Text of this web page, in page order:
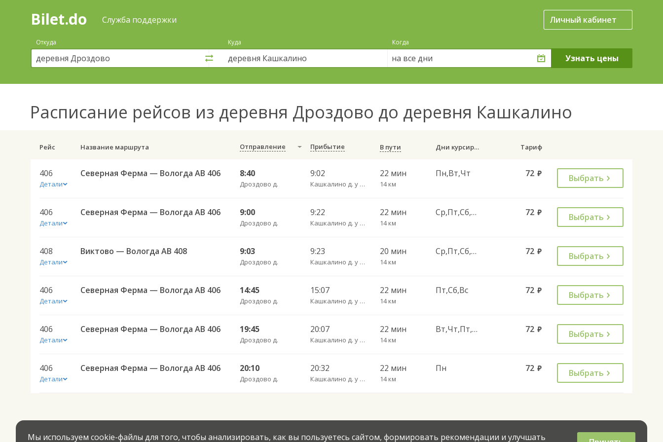
Поиск
покупка
билетов
автобус
онлайн
Bilet.do Служба поддержки Личный кабинет
Откуда Куда Когда
на все дни
Расписание рейсов из деревня Дроздово до деревня Кашкалино
Рейс Название маршрута Отправление Прибытие В пути Дни курсирования Тариф
406
Детали
Северная Ферма — Вологда АВ 406 8:40
Дроздово д.
9:02
Кашкалино д. у АЗС
22 мин
14 км
Пн,Вт,Чт 72 руб. Выбрать
406
Детали
Северная Ферма — Вологда АВ 406 9:00
Дроздово д.
9:22
Кашкалино д. у АЗС
22 мин
14 км
Ср,Пт,Сб,Вс 72 руб. Выбрать
408
Детали
Виктово — Вологда АВ 408 9:03
Дроздово д.
9:23
Кашкалино д. у АЗС
20 мин
14 км
Ср,Пт,Сб,Вс 72 руб. Выбрать
406
Детали
Северная Ферма — Вологда АВ 406 14:45
Дроздово д.
15:07
Кашкалино д. у АЗС
22 мин
14 км
Пт,Сб,Вс 72 руб. Выбрать
406
Детали
Северная Ферма — Вологда АВ 406 19:45
Дроздово д.
20:07
Кашкалино д. у АЗС
22 мин
14 км
Вт,Чт,Пт,Вс 72 руб. Выбрать
406
Детали
Северная Ферма — Вологда АВ 406 20:10
Дроздово д.
20:32
Кашкалино д. у АЗС
22 мин
14 км
Пн 72 руб. Выбрать
Мы используем cookie-файлы для того, чтобы анализировать, как вы пользуетесь сайтом, формировать рекомендации и улучшать